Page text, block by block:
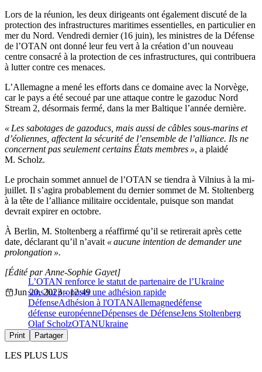
Lors de la réunion, les deux dirigeants ont également discuté de la
protection des infrastructures maritimes essentielles, en particulier en
mer du Nord. Vendredi dernier (16 juin), les ministres de la Défense
de l’OTAN ont donné leur feu vert à la création d’un nouveau
centre consacré à la protection de ces infrastructures, qui contribuera
à lutter contre ces menaces.
L’Allemagne a mené les efforts dans ce domaine avec la Norvège,
car le pays a été secoué par une attaque contre le gazoduc Nord
Stream 2, désormais fermé, dans la mer Baltique l’année dernière.
« Les sabotages de gazoducs, mais aussi de câbles sous-marins et
d’éoliennes, affectent la sécurité de l’ensemble de l’alliance. Ils ne
concernent pas seulement certains États membres », a plaidé
M. Scholz.
Le prochain sommet annuel de l’OTAN se tiendra à Vilnius à la mi-
juillet. Il s’agira probablement du dernier sommet de M. Stoltenberg
à la tête de l’alliance militaire occidentale, puisque son mandat
devrait expirer en octobre.
À Berlin, M. Stoltenberg a réaffirmé qu’il se retirerait après cette
date, déclarant qu’il n’avait « aucune intention de demander une
prolongation ».
L’OTAN renforce le statut de partenaire de l’Ukraine
sans lui proposer une adhésion rapide
[Édité par Anne-Sophie Gayet]
Jun 20, 2023 - 12:49
DéfenseAdhésion à l'OTANAllemagnedéfense
défense européenneDépenses de DéfenseJens Stoltenberg
Olaf ScholzOTANUkraine
Print Partager
LES PLUS LUS